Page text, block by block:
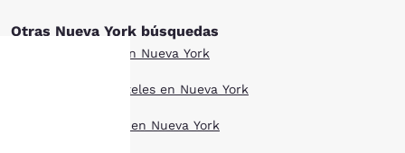
Otras Nueva York búsquedas
Todos los hoteles en Nueva York
Estilo boutique hoteles en Nueva York
Ofertas de hoteles en Nueva York